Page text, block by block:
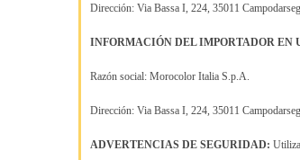
Dirección: Via Bassa I, 224, 35011
INFORMACIÓN DEL IMPORTADOR EN
Razón social: Morocolor Italia S.p.A.
Dirección: Via Bassa I, 224, 35011
ADVERTENCIAS DE SEGURIDAD: